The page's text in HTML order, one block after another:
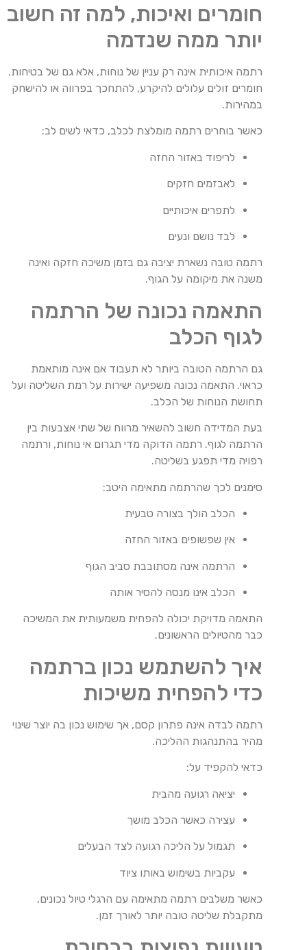
חומרים ואיכות, למה זה חשוב
יותר ממה שנדמה
רתמה איכותית אינה רק עניין של נוחות, אלא גם של בטיחות.
חומרים זולים עלולים להיקרע, להתחכך בפרווה או להישחק
במהירות.
כאשר בוחרים רתמה מומלצת לכלב, כדאי לשים לב:
לריפוד באזור החזה
לאבזמים חזקים
לתפרים איכותיים
לבד נושם ונעים
רתמה טובה נשארת יציבה גם בזמן משיכה חזקה ואינה
משנה את מיקומה על הגוף.
התאמה נכונה של הרתמה
לגוף הכלב
גם הרתמה הטובה ביותר לא תעבוד אם אינה מותאמת
כראוי. התאמה נכונה משפיעה ישירות על רמת השליטה ועל
תחושת הנוחות של הכלב.
בעת המדידה חשוב להשאיר מרווח של שתי אצבעות בין
הרתמה לגוף. רתמה הדוקה מדי תגרום אי נוחות, ורתמה
רפויה מדי תפגע בשליטה.
סימנים לכך שהרתמה מתאימה היטב:
הכלב הולך בצורה טבעית
אין שפשופים באזור החזה
הרתמה אינה מסתובבת סביב הגוף
הכלב אינו מנסה להסיר אותה
התאמה מדויקת יכולה להפחית משמעותית את המשיכה
כבר מהטיולים הראשונים.
איך להשתמש נכון ברתמה
כדי להפחית משיכות
רתמה לבדה אינה פתרון קסם, אך שימוש נכון בה יוצר שינוי
מהיר בהתנהגות ההליכה.
כדאי להקפיד על:
יציאה רגועה מהבית
עצירה כאשר הכלב מושך
תגמול על הליכה רגועה לצד הבעלים
עקביות בשימוש באותו ציוד
כאשר משלבים רתמה מתאימה עם הרגלי טיול נכונים,
מתקבלת שליטה טובה יותר לאורך זמן.